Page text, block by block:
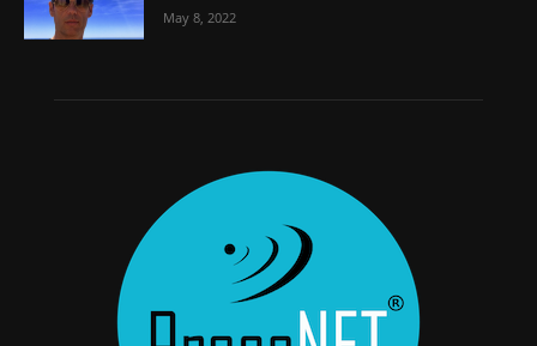
May 8, 2022